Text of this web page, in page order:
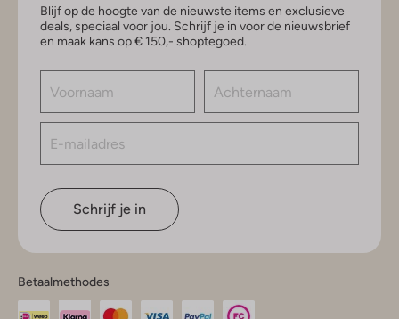
Blijf op de hoogte van de nieuwste items en exclusieve
deals, speciaal voor jou. Schrijf je in voor de nieuwsbrief
en maak kans op € 150,- shoptegoed.
Schrijf je in
Betaalmethodes